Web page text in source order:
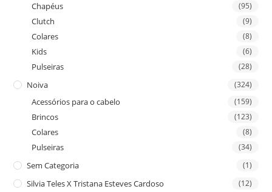
Chapéus (95)
Clutch (9)
Colares (8)
Kids (6)
Pulseiras (28)
Noiva (324)
Acessórios para o cabelo (159)
Brincos (123)
Colares (8)
Pulseiras (34)
Sem Categoria (1)
Silvia Teles X Tristana Esteves Cardoso (12)